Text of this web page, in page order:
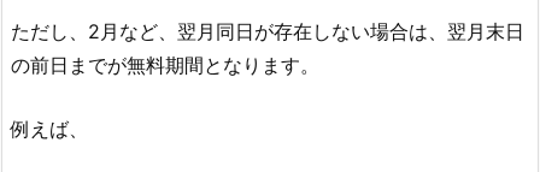
ただし、2月など、翌月同日が存在しない場合は、翌月末日
の前日までが無料期間となります。
例えば、